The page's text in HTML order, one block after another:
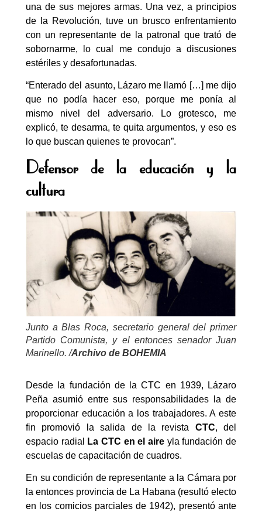
una de sus mejores armas. Una vez, a principios
de la Revolución, tuve un brusco enfrentamiento
con un representante de la patronal que trató de
sobornarme, lo cual me condujo a discusiones
estériles y desafortunadas.
“Enterado del asunto, Lázaro me llamó […] me dijo
que no podía hacer eso, porque me ponía al
mismo nivel del adversario. Lo grotesco, me
explicó, te desarma, te quita argumentos, y eso es
lo que buscan quienes te provocan”.
Defensor de la educación y la
cultura
Junto a Blas Roca, secretario general del primer
Partido Comunista, y el entonces senador Juan
Marinello. /Archivo de BOHEMIA
Desde la fundación de la CTC en 1939, Lázaro
Peña asumió entre sus responsabilidades la de
proporcionar educación a los trabajadores. A este
fin promovió la salida de la revista CTC, del
espacio radial
La CTC en el aire yla fundación de
escuelas de capacitación de cuadros.
En su condición de representante a la Cámara por
la entonces provincia de La Habana (resultó electo
en los comicios parciales de 1942), presentó ante